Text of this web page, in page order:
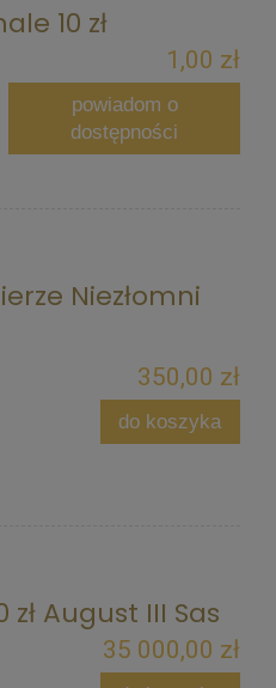
10 zł
1,00 zł
powiadom o
dostępności
Niezłomni
350,00 zł
do koszyka
August III Sas
35 000,00 zł